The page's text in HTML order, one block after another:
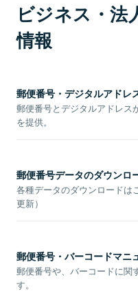
ビジネス・法
情報
郵便番号・デジタルアドレ
郵便番号とデジタルアドレス
を提供。
郵便番号データのダウンロ
各種データのダウンロードは
更新）
郵便番号・バーコードマニ
郵便番号や、バーコードに関
す。